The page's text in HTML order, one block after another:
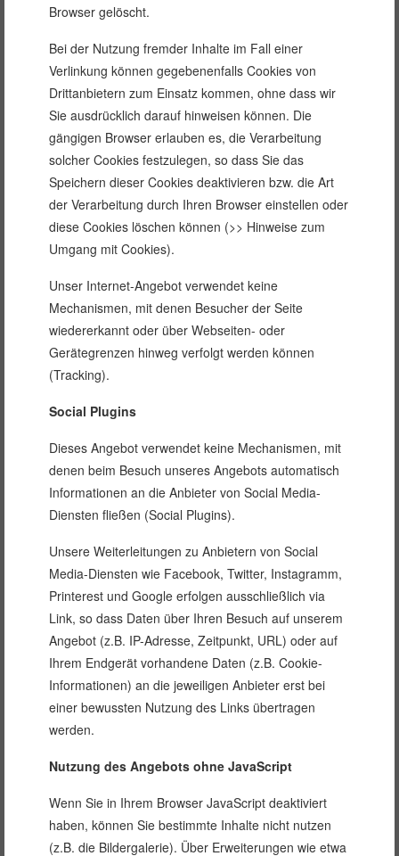
Browser gelöscht.
Bei der Nutzung fremder Inhalte im Fall einer
Verlinkung können gegebenenfalls Cookies von
Drittanbietern zum Einsatz kommen, ohne dass wir
Sie ausdrücklich darauf hinweisen können. Die
gängigen Browser erlauben es, die Verarbeitung
solcher Cookies festzulegen, so dass Sie das
Speichern dieser Cookies deaktivieren bzw. die Art
der Verarbeitung durch Ihren Browser einstellen oder
diese Cookies löschen können (>> Hinweise zum
Umgang mit Cookies).
Unser Internet-Angebot verwendet keine
Mechanismen, mit denen Besucher der Seite
wiedererkannt oder über Webseiten- oder
Gerätegrenzen hinweg verfolgt werden können
(Tracking).
Social Plugins
Dieses Angebot verwendet keine Mechanismen, mit
denen beim Besuch unseres Angebots automatisch
Informationen an die Anbieter von Social Media-
Diensten fließen (Social Plugins).
Unsere Weiterleitungen zu Anbietern von Social
Media-Diensten wie Facebook, Twitter, Instagramm,
Printerest und Google erfolgen ausschließlich via
Link, so dass Daten über Ihren Besuch auf unserem
Angebot (z.B. IP-Adresse, Zeitpunkt, URL) oder auf
Ihrem Endgerät vorhandene Daten (z.B. Cookie-
Informationen) an die jeweiligen Anbieter erst bei
einer bewussten Nutzung des Links übertragen
werden.
Nutzung des Angebots ohne JavaScript
Wenn Sie in Ihrem Browser JavaScript deaktiviert
haben, können Sie bestimmte Inhalte nicht nutzen
(z.B. die Bildergalerie). Über Erweiterungen wie etwa